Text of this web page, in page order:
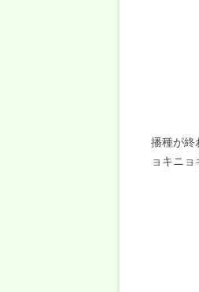
播種が終
ョキニョ